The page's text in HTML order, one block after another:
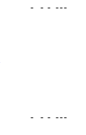
- - - ---
- - - ---